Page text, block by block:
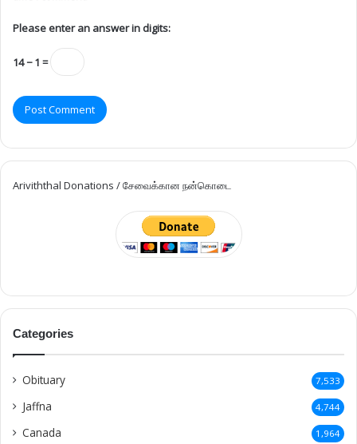
Please enter an answer in digits:
14 − 1 =
Ariviththal Donations / சேவைக்கான நன்கொடை
Categories
Obituary 7,533
Jaffna 4,744
Canada 1,964